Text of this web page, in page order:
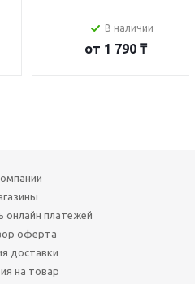
В наличии
от 1 790 ₸
онлайн платежей
оферта
доставки
на товар